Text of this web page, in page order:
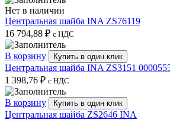
Нет в наличии
Центральная шайба INA ZS76119
16 794,88 ₽ с НДС
В корзину Купить в один клик
Центральная шайба INA ZS3151
1 398,76 ₽ с НДС
В корзину Купить в один клик
Центральная шайба ZS2646 INA